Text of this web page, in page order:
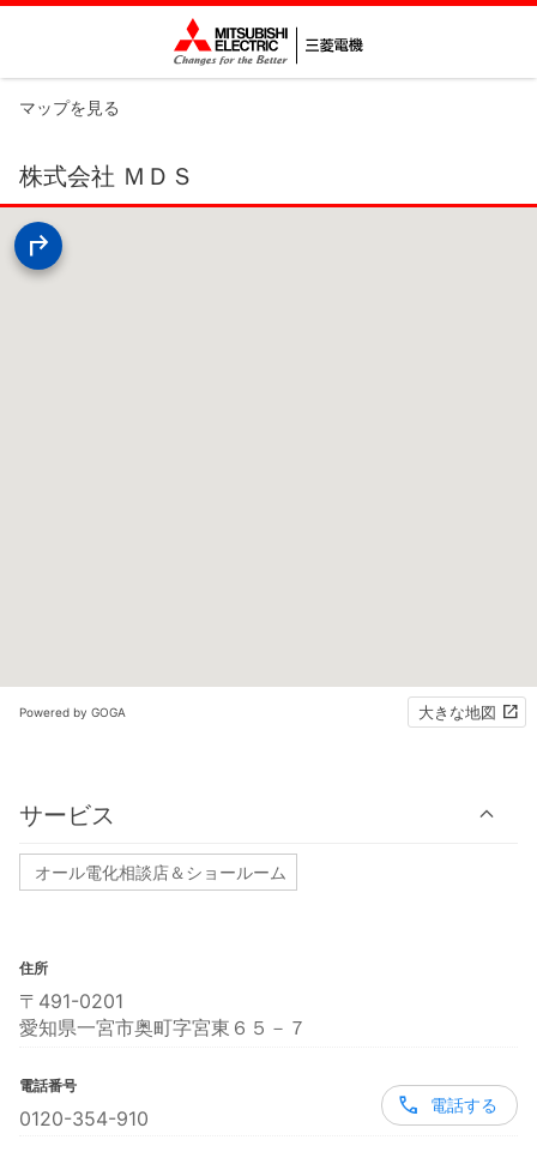
マップを見る
株式会社 ＭＤＳ
Powered by GOGA 大きな地図
サービス
オール電化相談店＆ショールーム
住所
〒491-0201
愛知県一宮市奥町字宮東６５－７
電話番号
0120-354-910
電話する